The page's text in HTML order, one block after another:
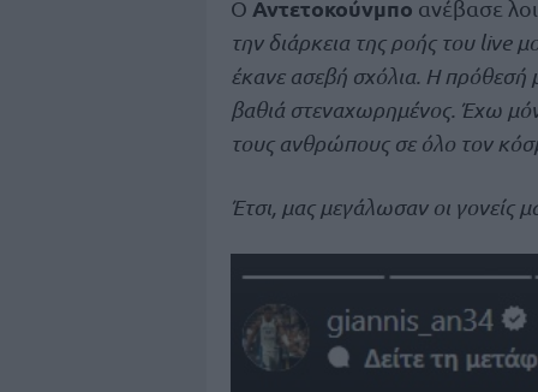
Ο Αντετοκούνμπο ανέβασε
την διάρκεια της ροής του live
έκανε ασεβή σχόλια. Η πρόθεσή
βαθιά στεναχωρημένος. Έχω
τους ανθρώπους σε όλο τον
Έτσι, μας μεγάλωσαν οι γονείς